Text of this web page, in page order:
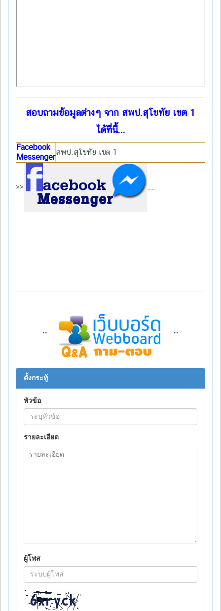
สอบถามข้อมูลต่างๆ จาก สพป.สุโขทัย เขต 1
ได้ที่นี้...
Facebook
Messenger
สพป.สุโขทัย เขต 1
>>
.. ..